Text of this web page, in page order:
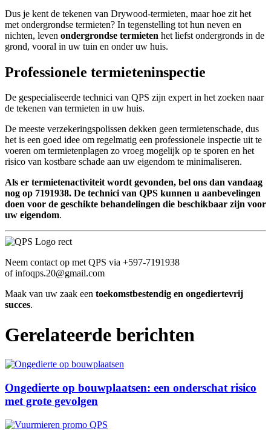
Dus je kent de tekenen van Drywood-termieten, maar hoe zit het
met ondergrondse termieten? In tegenstelling tot hun neven en
nichten, leven ondergrondse termieten het liefst ondergronds in de
grond, vooral in uw tuin en onder uw huis.
Professionele termieteninspectie
De gespecialiseerde technici van QPS zijn expert in het zoeken naar
de tekenen van termieten in uw huis.
De meeste verzekeringspolissen dekken geen termietenschade, dus
het is een goed idee om regelmatig een professionele inspectie uit te
voeren om termietenplagen zo vroeg mogelijk op te sporen en het
risico van kostbare schade aan uw eigendom te minimaliseren.
Als er termietenactiviteit wordt gevonden, bel ons dan vandaag
nog op 7191938. De technici van QPS kunnen u aanbevelingen
doen voor de geschikte behandelingen die beschikbaar zijn voor
uw eigendom.
Neem contact op met QPS via +597‑7191938
ofinfoqps.20@gmail.com
Maak van uw zaak een toekomstbestendig en ongediertevrij
succes.
Gerelateerde berichten
Ongedierte op bouwplaatsen: een onderschat risico
met grote gevolgen